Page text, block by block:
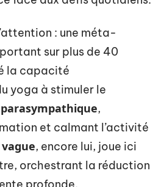
: une méta-
sur plus de 40
la capacité
yoga à stimuler le
,
et calmant l’activité
, encore lui, joue ici
orchestrant la réduction
profonde.